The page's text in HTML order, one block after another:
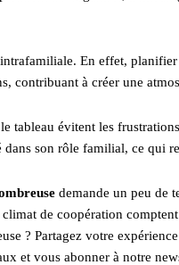
En effet,
contribuant à créer une
tableau évitent les
son rôle familial, ce qui
demande un peu de
de coopération
? Partagez votre
et vous abonner à notre